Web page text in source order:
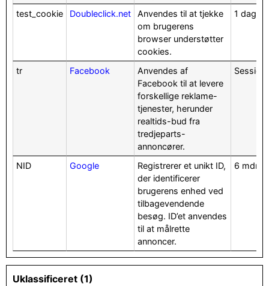
test_cookie Doubleclick.net
Anvendes til at tjekke
om brugerens
browser understøtter
cookies.
1 dag
tr Facebook
Anvendes af
Facebook til at levere
forskellige reklame-
tjenester, herunder
realtids-bud fra
tredjeparts-
annoncører.
Session
NID Google
Registrerer et unikt ID,
der identificerer
brugerens enhed ved
tilbagevendende
besøg. ID’et anvendes
til at målrette
annoncer.
6 mdr.
Uklassificeret (1)